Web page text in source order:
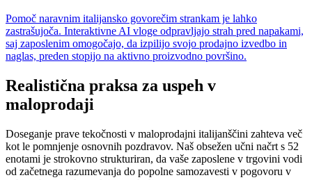
Pomoč naravnim italijansko govorečim strankam je lahko
zastrašujoča. Interaktivne AI vloge odpravljajo strah pred napakami,
saj zaposlenim omogočajo, da izpilijo svojo prodajno izvedbo in
naglas, preden stopijo na aktivno proizvodno površino.
Realistična praksa za uspeh v
maloprodaji
Doseganje prave tekočnosti v maloprodajni italijanščini zahteva več
kot le pomnjenje osnovnih pozdravov. Naš obsežen učni načrt s 52
enotami je strokovno strukturiran, da vaše zaposlene v trgovini vodi
od začetnega razumevanja do popolne samozavesti v pogovoru v